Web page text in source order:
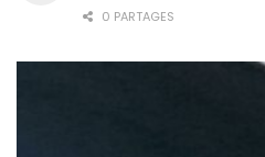
0 PARTAGES